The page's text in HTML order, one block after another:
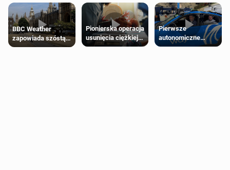
BBC Weather
zapowiada szóstą
falę upałów w
Pionierska operacja
usunięcia ciężkiej
wady wrodzonej
Pierwsze
autonomiczne
Ubery pojawią się